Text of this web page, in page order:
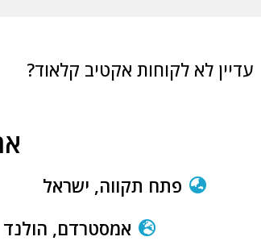
עדיין לא לקוחות אקטיב קלאוד?
פתח תקווה, ישראל
אמסטרדם, הולנד